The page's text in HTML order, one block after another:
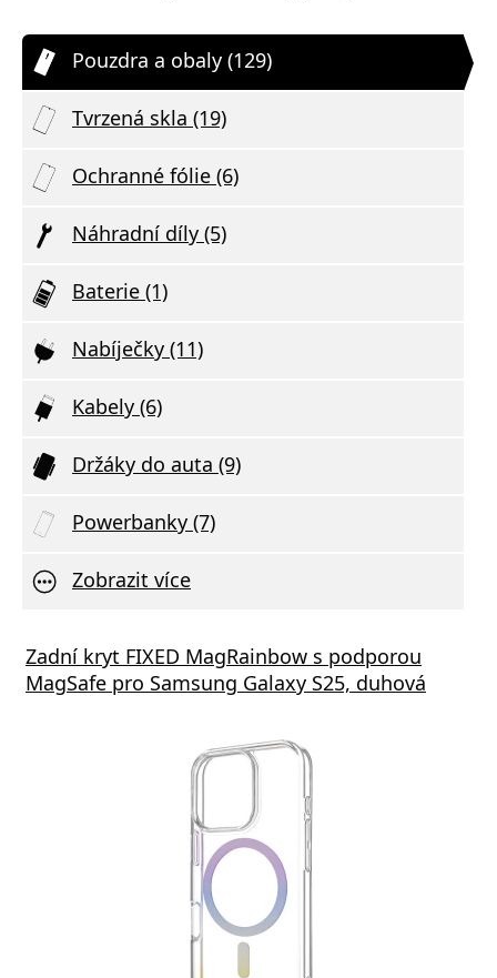
Pouzdra a obaly (129)
Tvrzená skla (19)
Ochranné fólie (6)
Náhradní díly (5)
Baterie (1)
Nabíječky (11)
Kabely (6)
Držáky do auta (9)
Powerbanky (7)
Zobrazit více
Zadní kryt FIXED MagRainbow s podporou
MagSafe pro Samsung Galaxy S25, duhová